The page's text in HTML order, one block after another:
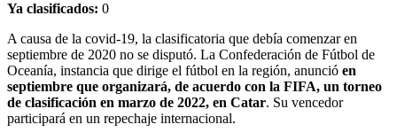
Ya clasificados: 0
A causa de la covid-19, la clasificatoria que debía comenzar en
septiembre de 2020 no se disputó. La Confederación de Fútbol de
Oceanía, instancia que dirige el fútbol en la región, anunció en
septiembre que organizará, de acuerdo con la FIFA, un torneo
de clasificación en marzo de 2022, en Catar. Su vencedor
participará en un repechaje internacional.